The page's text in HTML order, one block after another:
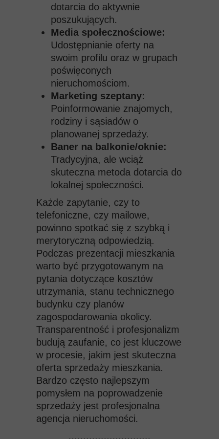
dotarcia do aktywnie
poszukujących.
Media społecznościowe:
Udostępnianie oferty na
swoim profilu oraz w grupach
poświęconych
nieruchomościom.
Marketing szeptany:
Poinformowanie znajomych,
rodziny i sąsiadów o
planowanej sprzedaży.
Baner na balkonie/oknie:
Tradycyjna, ale wciąż
skuteczna metoda dotarcia do
lokalnej społeczności.
Każde zapytanie, czy to
telefoniczne, czy mailowe,
powinno spotkać się z szybką i
merytoryczną odpowiedzią.
Podczas prezentacji mieszkania
warto być przygotowanym na
pytania dotyczące kosztów
utrzymania, stanu technicznego
budynku czy planów
zagospodarowania okolicy.
Transparentność i profesjonalizm
budują zaufanie, co jest kluczowe
w procesie, jakim jest skuteczna
oferta sprzedaży mieszkania.
Bardzo często najlepszym
pomysłem na poprowadzenie
sprzedaży jest profesjonalna
agencja nieruchomości.
............................